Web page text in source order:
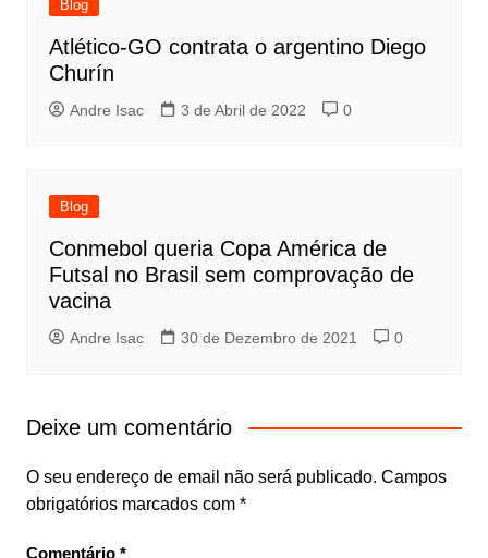
Blog
Atlético-GO contrata o argentino Diego
Churín
Andre Isac 3 de Abril de 2022 0
Blog
Conmebol queria Copa América de
Futsal no Brasil sem comprovação de
vacina
Andre Isac 30 de Dezembro de 2021 0
Deixe um comentário
O seu endereço de email não será publicado. Campos
obrigatórios marcados com *
Comentário *